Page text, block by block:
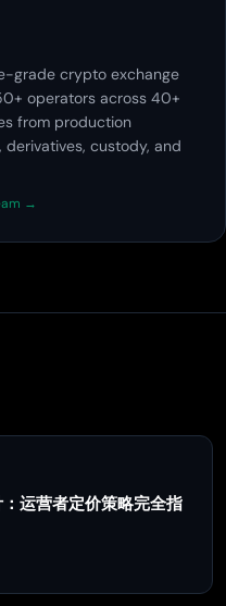
grade crypto exchange
operators across 40+
from production
custody, and
→
运营者定价策略完全指